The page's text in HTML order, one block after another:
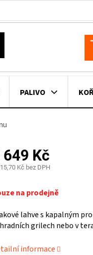
PALIVO
649 Kč
Kč bez DPH
na prodejně
lahve s kapalným
grilech nebo v
informace